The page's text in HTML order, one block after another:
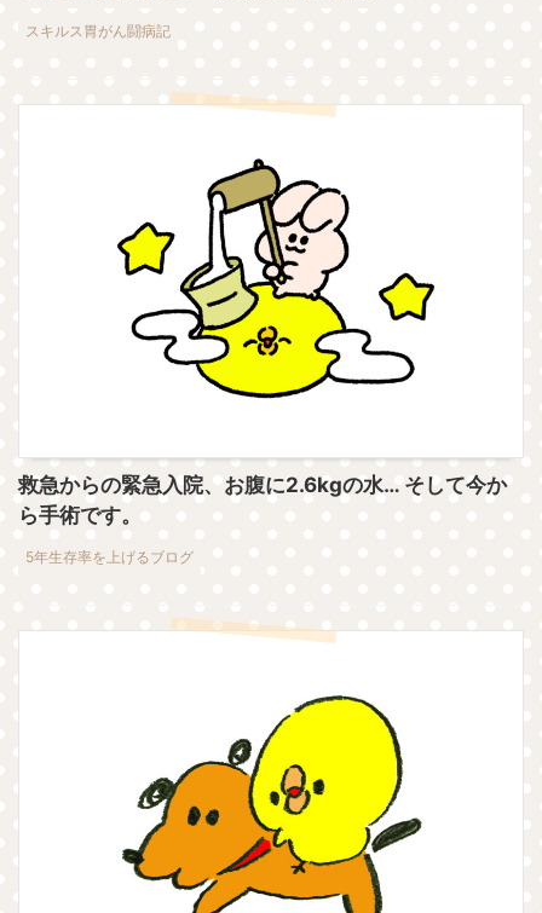
スキルス胃がん闘病記
救急からの緊急入院、お腹に2.6kgの水… そして今か
ら手術です。
5年生存率を上げるブログ